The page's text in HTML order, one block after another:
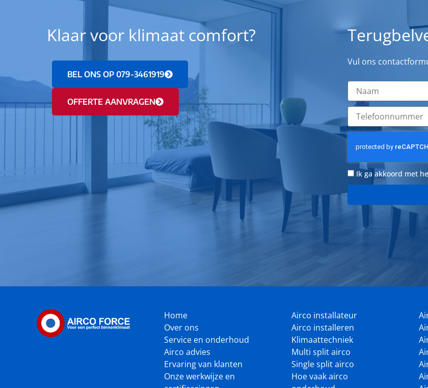
Airco-Force onderscheidt zich
door korte doorlooptijden,
professionele uitvoering en
aircosysteem.
Foto buitenzijde: links originele
warmtepomp unit, rechts de
nieuwe Mitsubishi airco unit.
Klaar voor klimaat comfort?
BEL ONS OP 079-3461919
OFFERTE AANVRAGEN
Vul ons
Ik ga akkoord met
Home
Over ons
Service en onderhoud
Airco advies
Ervaring van klanten
Onze werkwijze en
Airco installateur
Airco installeren
Klimaattechniek
Multi split airco
Single split airco
Hoe vaak airco